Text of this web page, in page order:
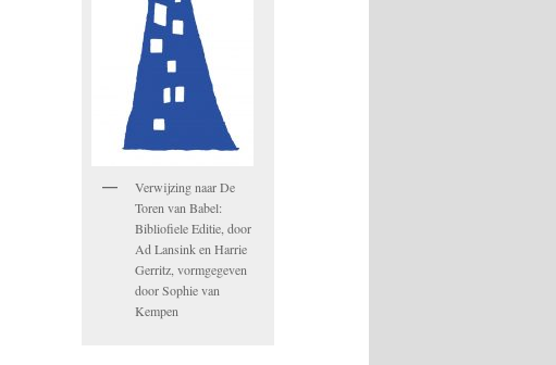
Verwijzing naar De
Toren van Babel:
Bibliofiele Editie, door
Ad Lansink en Harrie
Gerritz, vormgegeven
door Sophie van
Kempen